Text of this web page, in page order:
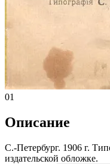
01
Описание
С.-Петербург. 1906 г.
издательской обложке.